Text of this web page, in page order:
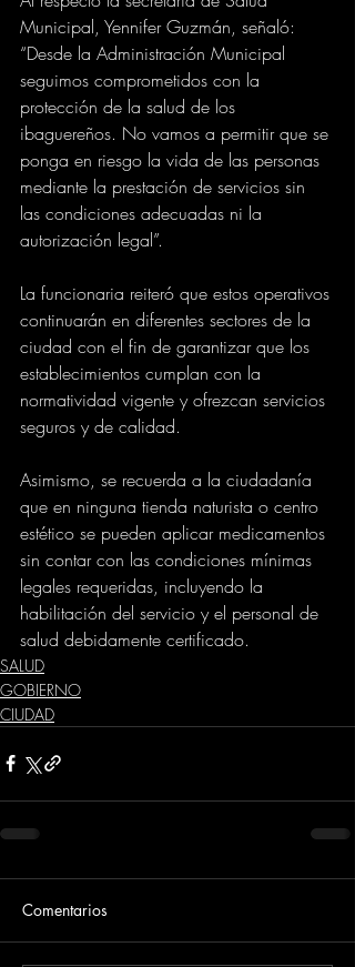
Municipal, Yennifer Guzmán, señaló:
“Desde la Administración Municipal
seguimos comprometidos con la
protección de la salud de los
ibaguereños. No vamos a permitir que se
ponga en riesgo la vida de las personas
mediante la prestación de servicios sin
las condiciones adecuadas ni la
autorización legal”.
La funcionaria reiteró que estos operativos
continuarán en diferentes sectores de la
ciudad con el fin de garantizar que los
establecimientos cumplan con la
normatividad vigente y ofrezcan servicios
seguros y de calidad.
Asimismo, se recuerda a la ciudadanía
que en ninguna tienda naturista o centro
estético se pueden aplicar medicamentos
sin contar con las condiciones mínimas
legales requeridas, incluyendo la
habilitación del servicio y el personal de
salud debidamente certificado.
SALUD
GOBIERNO
CIUDAD
Comentarios